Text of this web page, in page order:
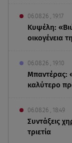
06.08.26 , 19:17
Κυψέλη:
οικογένεια
06.08.26 , 19:10
Μπαντέρας:
καλύτερο
06.08.26 , 18:49
Συντάξεις
τριετία